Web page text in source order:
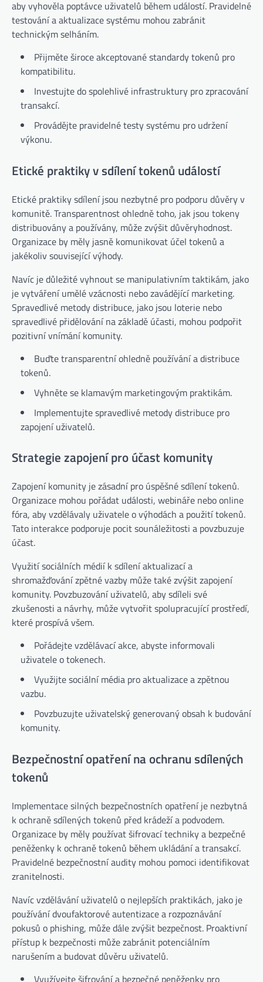
aby vyhověla poptávce uživatelů během událostí. Pravidelné
testování a aktualizace systému mohou zabránit
technickým selháním.
Přijměte široce akceptované standardy tokenů pro
kompatibilitu.
Investujte do spolehlivé infrastruktury pro zpracování
transakcí.
Provádějte pravidelné testy systému pro udržení
výkonu.
Etické praktiky v sdílení tokenů událostí
Etické praktiky sdílení jsou nezbytné pro podporu důvěry v
komunitě. Transparentnost ohledně toho, jak jsou tokeny
distribuovány a používány, může zvýšit důvěryhodnost.
Organizace by měly jasně komunikovat účel tokenů a
jakékoliv související výhody.
Navíc je důležité vyhnout se manipulativním taktikám, jako
je vytváření umělé vzácnosti nebo zavádějící marketing.
Spravedlivé metody distribuce, jako jsou loterie nebo
spravedlivé přidělování na základě účasti, mohou podpořit
pozitivní vnímání komunity.
Buďte transparentní ohledně používání a distribuce
tokenů.
Vyhněte se klamavým marketingovým praktikám.
Implementujte spravedlivé metody distribuce pro
zapojení uživatelů.
Strategie zapojení pro účast komunity
Zapojení komunity je zásadní pro úspěšné sdílení tokenů.
Organizace mohou pořádat události, webináře nebo online
fóra, aby vzdělávaly uživatele o výhodách a použití tokenů.
Tato interakce podporuje pocit sounáležitosti a povzbuzuje
účast.
Využití sociálních médií k sdílení aktualizací a
shromažďování zpětné vazby může také zvýšit zapojení
komunity. Povzbuzování uživatelů, aby sdíleli své
zkušenosti a návrhy, může vytvořit spolupracující prostředí,
které prospívá všem.
Pořádejte vzdělávací akce, abyste informovali
uživatele o tokenech.
Využijte sociální média pro aktualizace a zpětnou
vazbu.
Povzbuzujte uživatelský generovaný obsah k budování
komunity.
Bezpečnostní opatření na ochranu sdílených
tokenů
Implementace silných bezpečnostních opatření je nezbytná
k ochraně sdílených tokenů před krádeží a podvodem.
Organizace by měly používat šifrovací techniky a bezpečné
peněženky k ochraně tokenů během ukládání a transakcí.
Pravidelné bezpečnostní audity mohou pomoci identifikovat
zranitelnosti.
Navíc vzdělávání uživatelů o nejlepších praktikách, jako je
používání dvoufaktorové autentizace a rozpoznávání
pokusů o phishing, může dále zvýšit bezpečnost. Proaktivní
přístup k bezpečnosti může zabránit potenciálním
narušením a budovat důvěru uživatelů.
Využívejte šifrování a bezpečné peněženky pro